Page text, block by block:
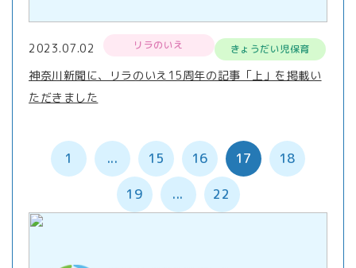
2023.07.02 リラのいえ きょうだい児保育
神奈川新聞に、リラのいえ15周年の記事「上」を掲載い
ただきました
1 ... 15 16 17 18
19 ... 22